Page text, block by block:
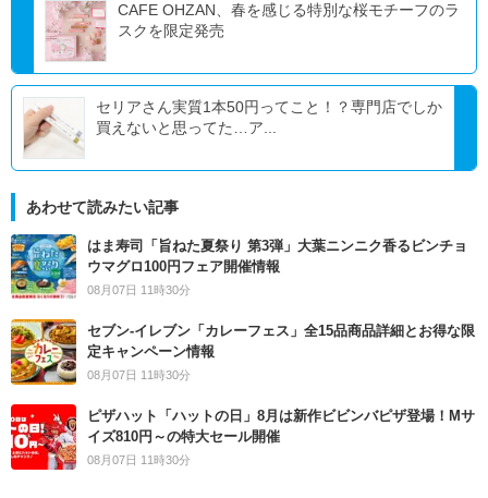
CAFE OHZAN、春を感じる特別な桜モチーフのラ
スクを限定発売
セリアさん実質1本50円ってこと！？専門店でしか
買えないと思ってた…ア...
あわせて読みたい記事
はま寿司「旨ねた夏祭り 第3弾」大葉ニンニク香るビンチョ
ウマグロ100円フェア開催情報
08月07日 11時30分
セブン‐イレブン「カレーフェス」全15品商品詳細とお得な限
定キャンペーン情報
08月07日 11時30分
ピザハット「ハットの日」8月は新作ビビンバピザ登場！Mサ
イズ810円～の特大セール開催
08月07日 11時30分